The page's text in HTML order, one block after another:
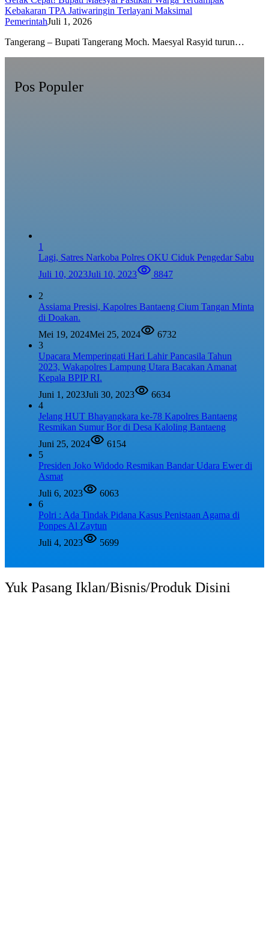
Kebakaran TPA Jatiwaringin Terlayani Maksimal
PemerintahJuli 1, 2026
Tangerang – Bupati Tangerang Moch. Maesyal Rasyid turun…
Pos Populer
1
Lagi, Satres Narkoba Polres OKU Ciduk Pengedar Sabu
Juli 10, 2023Juli 10, 2023 8847
2
Assiama Presisi, Kapolres Bantaeng Cium Tangan Minta
di Doakan.
Mei 19, 2024Mei 25, 2024
6732
3
Upacara Memperingati Hari Lahir Pancasila Tahun
2023, Wakapolres Lampung Utara Bacakan Amanat
Kepala BPIP RI.
Juni 1, 2023Juli 30, 2023
6634
4
Jelang HUT Bhayangkara ke-78 Kapolres Bantaeng
Resmikan Sumur Bor di Desa Kaloling Bantaeng
Juni 25, 2024
6154
5
Presiden Joko Widodo Resmikan Bandar Udara Ewer di
Asmat
Juli 6, 2023
6063
6
Polri : Ada Tindak Pidana Kasus Penistaan Agama di
Ponpes Al Zaytun
Juli 4, 2023
5699
Yuk Pasang Iklan/Bisnis/Produk Disini